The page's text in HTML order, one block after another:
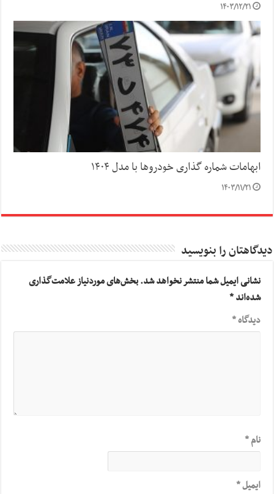
۱۴۰۳/۱۲/۲۱
ابهامات شماره گذاری خودروها با مدل ۱۴۰۴
۱۴۰۳/۱۱/۲۱
دیدگاهتان را بنویسید
نشانی ایمیل شما منتشر نخواهد شد.بخش‌های موردنیاز علامت‌گذاری
شده‌اند*
دیدگاه*
نام*
ایمیل*